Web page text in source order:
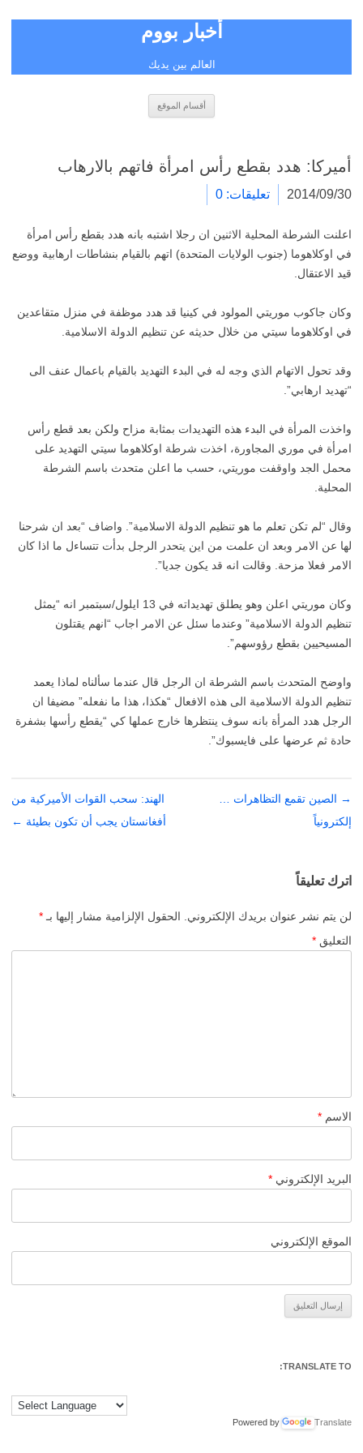
أخبار بووم
العالم بين يديك
أقسام الموقع
أميركا: هدد بقطع رأس امرأة فاتهم بالارهاب
2014/09/30 تعليقات: 0
اعلنت الشرطة المحلية الاثنين ان رجلا اشتبه بانه هدد بقطع رأس امرأة
في اوكلاهوما (جنوب الولايات المتحدة) اتهم بالقيام بنشاطات ارهابية ووضع
قيد الاعتقال.
وكان جاكوب موريتي المولود في كينيا قد هدد موظفة في منزل متقاعدين
في اوكلاهوما سيتي من خلال حديثه عن تنظيم الدولة الاسلامية.
وقد تحول الاتهام الذي وجه له في البدء التهديد بالقيام باعمال عنف الى
“تهديد ارهابي”.
واخذت المرأة في البدء هذه التهديدات بمثابة مزاح ولكن بعد قطع رأس
امرأة في موري المجاورة، اخذت شرطة اوكلاهوما سيتي التهديد على
محمل الجد واوقفت موريتي، حسب ما اعلن متحدث باسم الشرطة
المحلية.
وقال “لم تكن تعلم ما هو تنظيم الدولة الاسلامية”. واضاف “بعد ان شرحنا
لها عن الامر وبعد ان علمت من اين يتحدر الرجل بدأت تتساءل ما اذا كان
الامر فعلا مزحة. وقالت انه قد يكون جديا”.
وكان موريتي اعلن وهو يطلق تهديداته في 13 ايلول/سبتمبر انه “يمثل
تنظيم الدولة الاسلامية” وعندما سئل عن الامر اجاب “انهم يقتلون
المسيحيين بقطع رؤوسهم”.
واوضح المتحدث باسم الشرطة ان الرجل قال عندما سألناه لماذا يعمد
تنظيم الدولة الاسلامية الى هذه الافعال “هكذا، هذا ما نفعله” مضيفا ان
الرجل هدد المرأة بانه سوف ينتظرها خارج عملها كي “يقطع رأسها بشفرة
حادة ثم عرضها على فايسبوك”.
تصفّح
المقالات
→ الصين تقمع التظاهرات …
إلكترونياً
الهند: سحب القوات الأميركية من
أفغانستان يجب أن تكون بطيئة ←
اترك تعليقاً
لن يتم نشر عنوان بريدك الإلكتروني. الحقول الإلزامية مشار إليها بـ *
التعليق *
الاسم *
البريد الإلكتروني *
الموقع الإلكتروني
TRANSLATE TO:
Powered by Translate